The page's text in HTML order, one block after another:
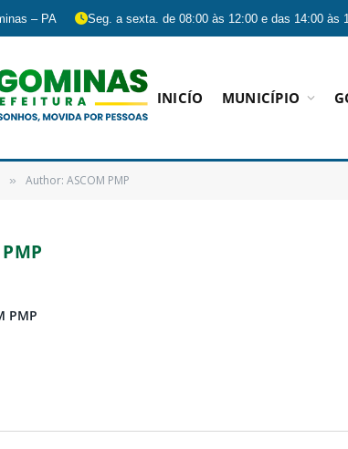
– PA Seg. a sexta. de 08:00 às 12:00 e das 14:00 às
INICÍO MUNICÍPIO
» Author: ASCOM PMP
PMP